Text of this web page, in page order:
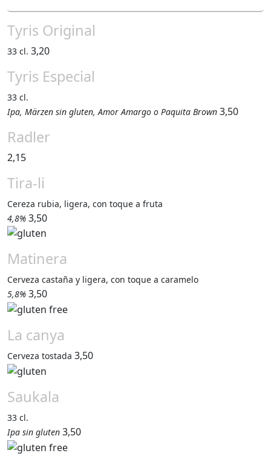
Tyris Original
33 cl. 3,20
Tyris Especial
33 cl.
Ipa, Märzen sin gluten, Amor Amargo o Paquita Brown 3,50
Radler
2,15
Tira-li
Cereza rubia, ligera, con toque a fruta
4,8% 3,50
Matinera
Cerveza castaña y ligera, con toque a caramelo
5,8% 3,50
La canya
Cerveza tostada 3,50
Saukala
33 cl.
Ipa sin gluten 3,50